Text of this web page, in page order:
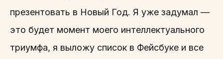
презентовать в Новый Год. Я уже задумал —
это будет момент моего интеллектуального
триумфа, я выложу список в Фейсбуке и все